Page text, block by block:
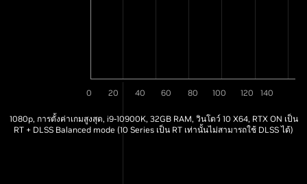
0 20 40 60 80 100 120 140
1080p, การตั้งค่าเกมสูงสุด, i9-10900K, 32GB RAM, วินโดว์ 10 X64, RTX ON เป็น
RT + DLSS Balanced mode (10 Series เป็น RT เท่านั้นไม่สามารถใช้ DLSS ได้)